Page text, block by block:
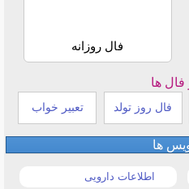
فال روزانه
فال ها
فال روز تولد تعبیر خواب
ها
اطلاعات دارویی